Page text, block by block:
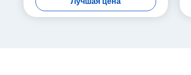
прилипатель